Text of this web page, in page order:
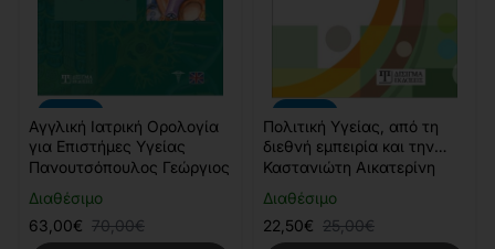
-10%
Διαθέσιμο
Αγγλική Ιατρική Ορολογία
για Επιστήμες Υγείας
Πανουτσόπουλος Γεώργιος
63,00€ 70,00€
-10%
Διαθέσιμο
Πολιτική Υγείας, από τη
διεθνή εμπειρία και την
ελληνική πραγματικότητα
Καστανιώτη Αικατερίνη
22,50€ 25,00€